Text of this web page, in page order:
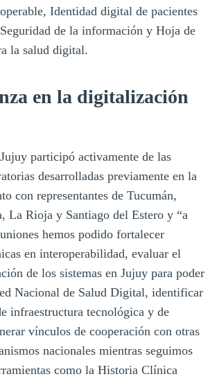
Identidad digital de pacientes
de la información y Hoja de
la salud digital.
en la digitalización
participó activamente de las
desarrolladas previamente en la
con representantes de Tucumán,
La Rioja y Santiago del Estero y “a
hemos podido fortalecer
en interoperabilidad, evaluar el
de los sistemas en Jujuy para poder
Nacional de Salud Digital, identificar
infraestructura tecnológica y de
vínculos de cooperación con otras
nacionales mientras seguimos
como la Historia Clínica